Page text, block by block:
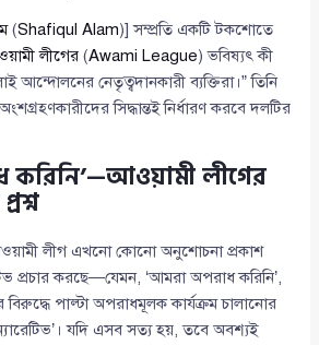
(Shafiqul Alam)] সম্প্রতি একটি টকশোতে
লীগের (Awami League) ভবিষ্যৎ কী
আন্দোলনের নেতৃত্বদানকারী ব্যক্তিরা।” তিনি
সিদ্ধান্তই নির্ধারণ করবে দলটির
লীগের
লীগ এখনো কোনো অনুশোচনা প্রকাশ
প্রচার করছে—যেমন, ‘আমরা অপরাধ করিনি’,
পাল্টা অপরাধমূলক কার্যক্রম চালানোর
যদি এসব সত্য হয়, তবে অবশ্যই